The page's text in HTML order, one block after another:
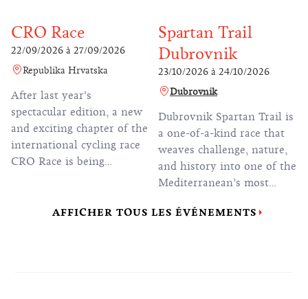
Universiade.
CRO Race
22/09/2026 à 27/09/2026
Republika Hrvatska
After last year’s
spectacular edition, a new
and exciting chapter of the
international cycling race
CRO Race is being
beautiful sporting postcard
Spartan Trail
Dubrovnik
23/10/2026 à 24/10/2026
Dubrovnik
Dubrovnik Spartan Trail is
a one-of-a-kind race that
weaves challenge, nature,
and history into one of the
Mediterranean’s most
against the spectacular
AFFICHER TOUS LES ÉVÉNEMENTS